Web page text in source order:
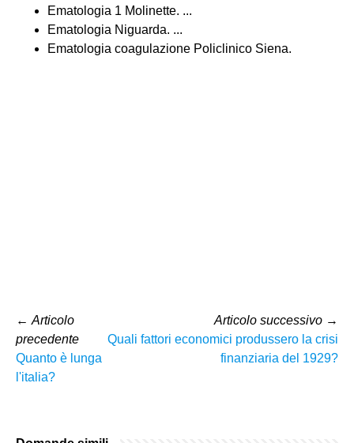
Ematologia 1 Molinette. ...
Ematologia Niguarda. ...
Ematologia coagulazione Policlinico Siena.
← Articolo
precedente
Quanto è lunga
l'italia?
Articolo successivo →
Quali fattori economici produssero la crisi
finanziaria del 1929?